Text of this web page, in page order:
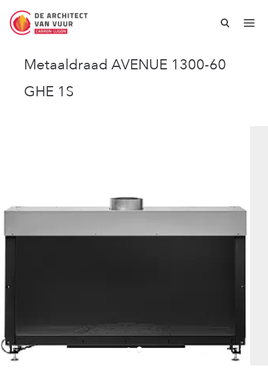
Metaaldraad AVENUE 1300-60
GHE 1S